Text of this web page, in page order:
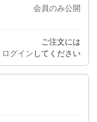
会員のみ公開
ご注文には
ログイン してください